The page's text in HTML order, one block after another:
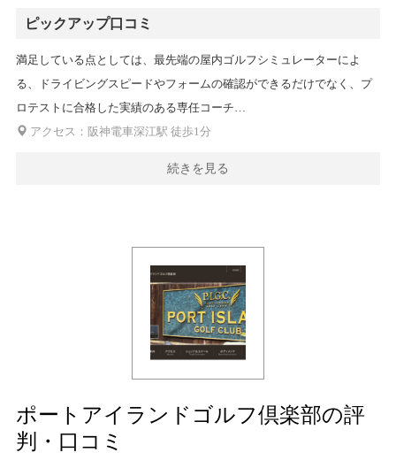
ピックアップ口コミ
満足している点としては、最先端の屋内ゴルフシミュレーターによ
る、ドライビングスピードやフォームの確認ができるだけでなく、プ
ロテストに合格した実績のある専任コーチ…
アクセス：阪神電車深江駅 徒歩1分
続きを見る
ポートアイランドゴルフ倶楽部の評
判・口コミ